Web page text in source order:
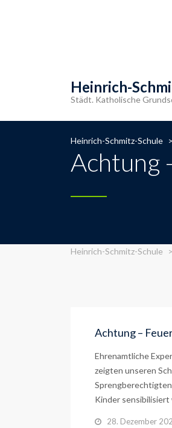
Heinrich-
Städt. Katholische
Heinrich-Schmitz-Schule >
Achtung
Heinrich-Schmitz-Schule >
Achtung –
Ehrenamtliche
zeigten unseren
Sprengberechtigten
Kinder sensibilisiert
28. Dezember